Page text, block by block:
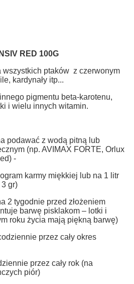
RED 100G
wszystkich ptaków z czerwonym
kardynały itp...
pigmentu beta-karotenu,
i wielu innych witamin.
podawać z wodą pitną lub
(np. AVIMAX FORTE, Orlux
-
karmy miękkiej lub na 1 litr
gr)
2 tygodnie przed złożeniem
barwę pisklakom – lotki i
roku życia mają piękną barwę)
przez cały okres
przez cały rok (na
piór)